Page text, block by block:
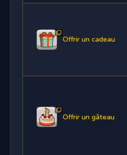
Offrir un cadeau
Offrir un gâteau